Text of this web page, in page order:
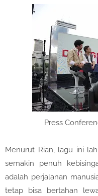
Press
Menurut Rian, lagu ini
semakin penuh
adalah perjalanan
tetap bisa bertahan